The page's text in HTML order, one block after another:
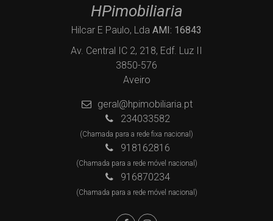
HPimobiliaria
Hilcar E Paulo, Lda AMI: 16843
Av. Central IC 2, 218, Edf. Luz II
3850-576
Aveiro
geral@hpimobiliaria.pt
234033582
(Chamada para a rede fixa nacional)
918162816
(Chamada para a rede móvel nacional)
916870234
(Chamada para a rede móvel nacional)